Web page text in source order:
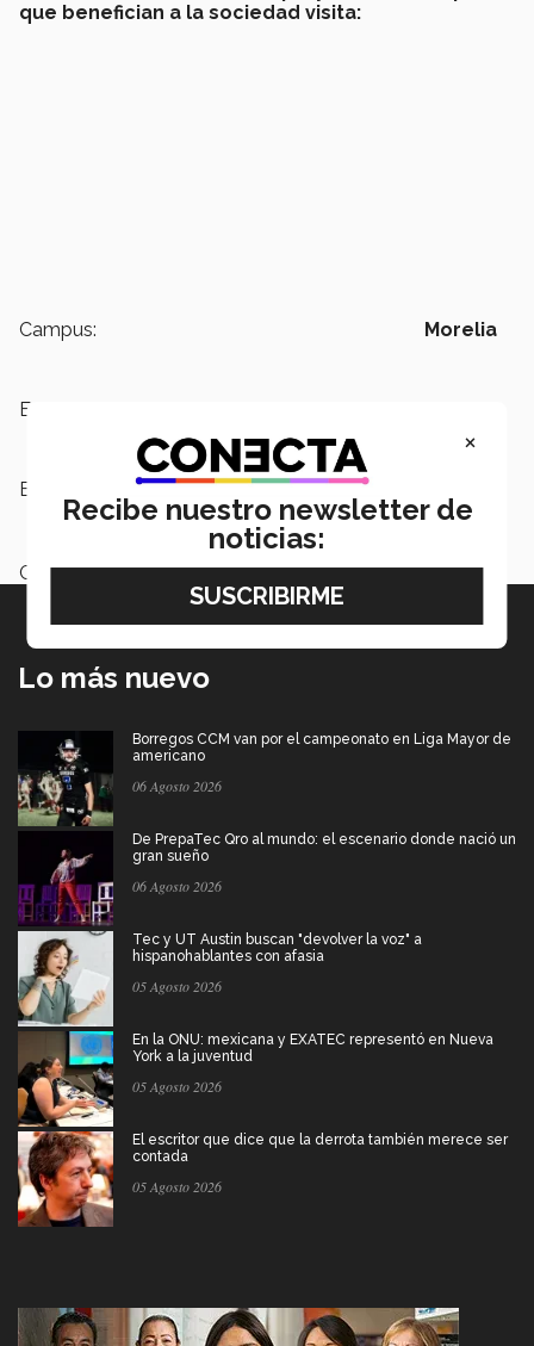
que benefician a la sociedad visita:
Campus: Morelia
Escuelas:
Etiquetas: PrepaTec, Cuentos,
Española
Categoría: Educación
Lo más nuevo
Borregos CCM van por el campeonato en Liga Mayor de
americano
06 Agosto 2026
De PrepaTec Qro al mundo: el escenario donde nació un
gran sueño
06 Agosto 2026
Tec y UT Austin buscan "devolver la voz" a
hispanohablantes con afasia
05 Agosto 2026
En la ONU: mexicana y EXATEC representó en Nueva
York a la juventud
05 Agosto 2026
El escritor que dice que la derrota también merece ser
contada
05 Agosto 2026
×
Recibe nuestro newsletter de
noticias: